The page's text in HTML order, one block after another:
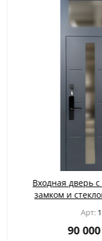
Входная дверь с
замком и стеклом
136
90 000